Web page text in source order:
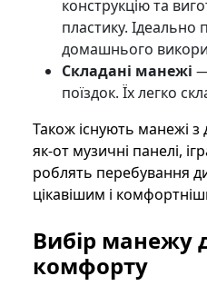
конструкцію та
пластику. Ідеально
домашнього
Складані манежі
поїздок. Їх легко
Також існують манежі
як-от музичні панелі,
роблять перебування
цікавішим і
Вибір манежу
комфорту